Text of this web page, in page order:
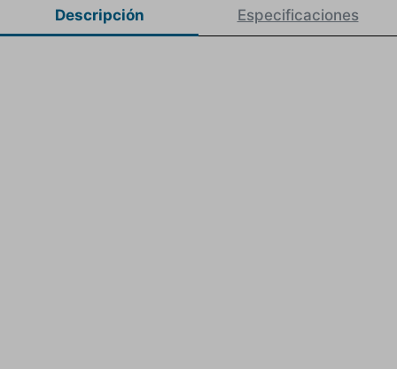
Descripción Especificaciones